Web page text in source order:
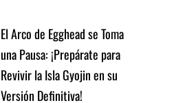
El Arco de Egghead se Toma
una Pausa: ¡Prepárate para
Revivir la Isla Gyojin en su
Versión Definitiva!